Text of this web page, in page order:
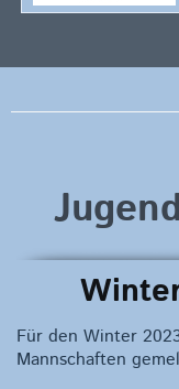
Für den Winter
Mannschaften